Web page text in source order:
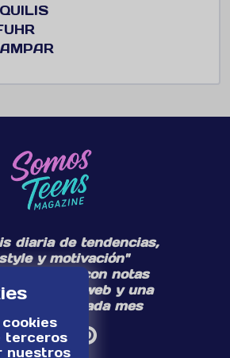
terceros
nuestros
diaria de tendencias,
y motivación"
con notas
nuestra web y una
especial cada mes